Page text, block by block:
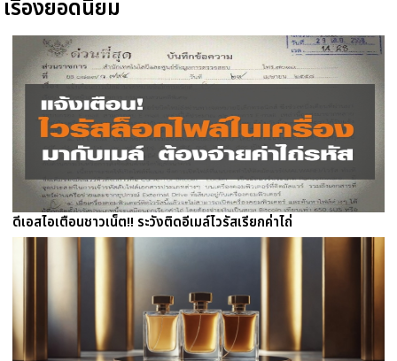
เรื่องยอดนิยม
ดีเอสไอเตือนชาวเน็ต!! ระวังติดอีเมล์ไวรัสเรียกค่าไถ่